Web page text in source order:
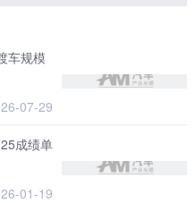
车规模
07-29
成绩单
01-19